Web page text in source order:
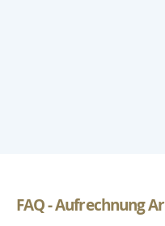
FAQ - Aufrechnung